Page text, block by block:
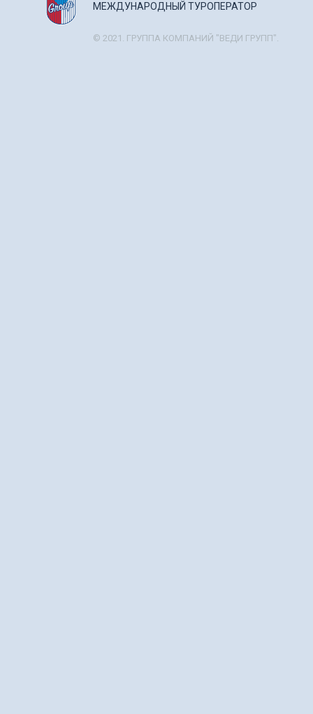
МЕЖДУНАРОДНЫЙ ТУРОПЕРАТОР
© 2021. ГРУППА КОМПАНИЙ "ВЕДИ ГРУПП".